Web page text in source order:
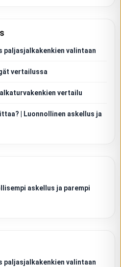
paljasjalkakenkien valintaan
vertailussa
vertailu
| Luonnollinen askellus ja
askellus ja parempi
paljasjalkakenkien valintaan